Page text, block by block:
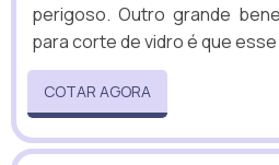
perigoso. Outro grande
para corte de vidro é que esse
COTAR AGORA